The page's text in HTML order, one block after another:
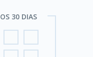
30 DIAS